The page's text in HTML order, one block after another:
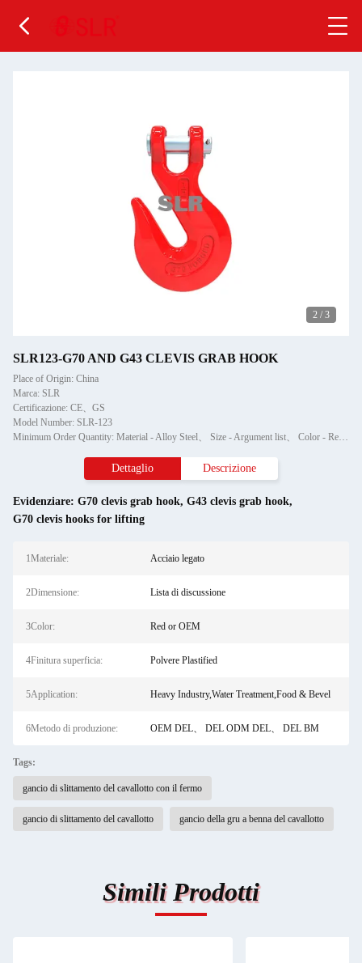
2 / 3
SLR123-G70 AND G43 CLEVIS GRAB HOOK
Place of Origin: China
Marca: SLR
Certificazione: CE、GS
Model Number: SLR-123
Minimum Order Quantity: Material - Alloy Steel、 Size - Argument list、 Color - Red or OEM、 Surface finish - Powder Plastified、 Application - Heavy Industry,Water Treatment,Food & Bevel、 Production Method - BM、ODM、OEM
Dettaglio Descrizione
Evidenziare: G70 clevis grab hook, G43 clevis grab hook,
G70 clevis hooks for lifting
1Materiale: Acciaio legato
2Dimensione: Lista di discussione
3Color: Red or OEM
4Finitura superficia: Polvere Plastified
5Application: Heavy Industry,Water Treatment,Food & Bevel
6Metodo di produzione: OEM DEL、 DEL ODM DEL、 DEL BM
Tags:
gancio di slittamento del cavallotto con il fermo
gancio di slittamento del cavallotto gancio della gru a benna del cavallotto
Simili Prodotti